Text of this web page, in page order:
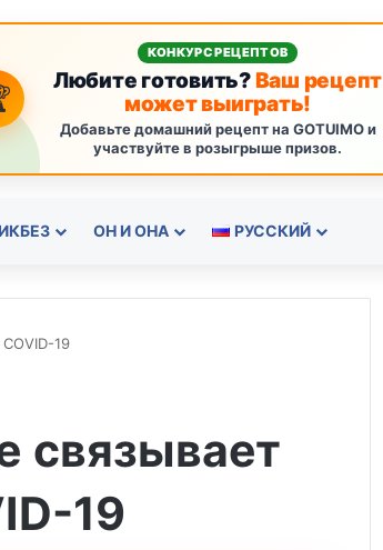
КОНКУРС РЕЦЕПТОВ
Любите готовить?Ваш рецепт
может выиграть!
Добавьте домашний рецепт на GOTUIMO и
участвуйте в розыгрыше призов.
ОН И ОНА РУССКИЙ
19
связывает
19